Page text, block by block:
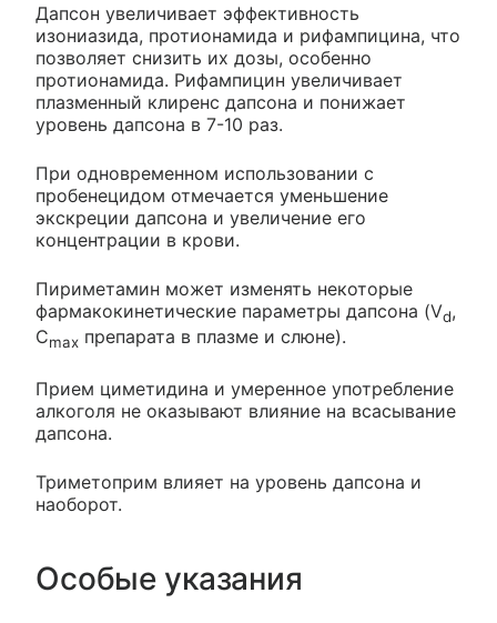
Дапсон увеличивает эффективность
изониазида, протионамида и рифампицина, что
позволяет снизить их дозы, особенно
протионамида. Рифампицин увеличивает
плазменный клиренс дапсона и понижает
уровень дапсона в 7-10 раз.
При одновременном использовании с
пробенецидом отмечается уменьшение
экскреции дапсона и увеличение его
концентрации в крови.
Пириметамин может изменять некоторые
фармакокинетические параметры дапсона (Vd,
Cmax препарата в плазме и слюне).
Прием циметидина и умеренное употребление
алкоголя не оказывают влияние на всасывание
дапсона.
Триметоприм влияет на уровень дапсона и
наоборот.
Особые указания